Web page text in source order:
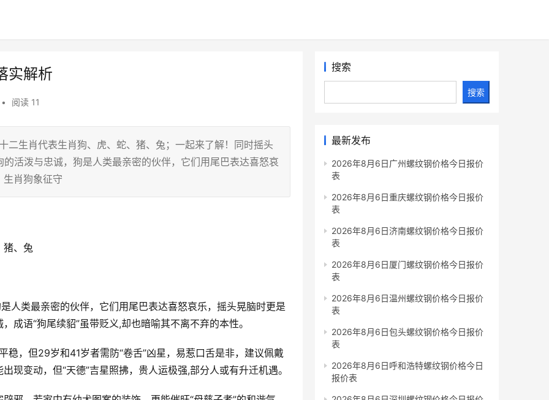
实解析
• 阅读 11
二生肖代表生肖狗、虎、蛇、猪、兔；一起来了解！同时摇头
活泼与忠诚，狗是人类最亲密的伙伴，它们用尾巴表达喜怒哀
肖狗象征守
猪、兔
人类最亲密的伙伴，它们用尾巴表达喜怒哀乐，摇头晃脑时更是
成语“狗尾续貂”虽带贬义,却也暗喻其不离不弃的本性。
，但29岁和41岁者需防“卷舌”凶星，易惹口舌是非，建议佩戴
现变动，但“天德”吉星照拂，贵人运极强,部分人或有升迁机遇。
搜索
搜索
最新发布
2026年8月6日广州螺纹钢价格今日报价
表
2026年8月6日重庆螺纹钢价格今日报价
表
2026年8月6日济南螺纹钢价格今日报价
表
2026年8月6日厦门螺纹钢价格今日报价
表
2026年8月6日温州螺纹钢价格今日报价
表
2026年8月6日包头螺纹钢价格今日报价
表
2026年8月6日呼和浩特螺纹钢价格今日
报价表